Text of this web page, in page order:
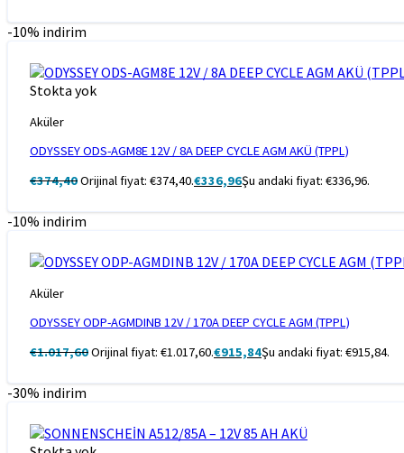
-10% indirim
Stokta yok
Aküler
ODYSSEY ODS-AGM8E 12V / 8A DEEP CYCLE AGM AKÜ (TPPL)
€374,40Orijinal fiyat: €374,40.€336,96Şu andaki fiyat: €336,96.
-10% indirim
Aküler
ODYSSEY ODP-AGMDINB 12V / 170A DEEP CYCLE AGM (TPPL)
€1.017,60Orijinal fiyat: €1.017,60.€915,84Şu andaki fiyat: €915,84.
-30% indirim